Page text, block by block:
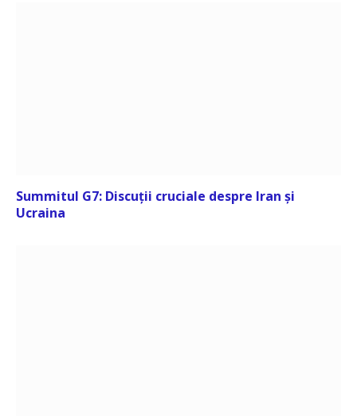
Summitul G7: Discuții cruciale despre Iran și
Ucraina